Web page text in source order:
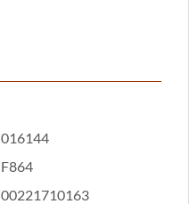
016144
F864
00221710163